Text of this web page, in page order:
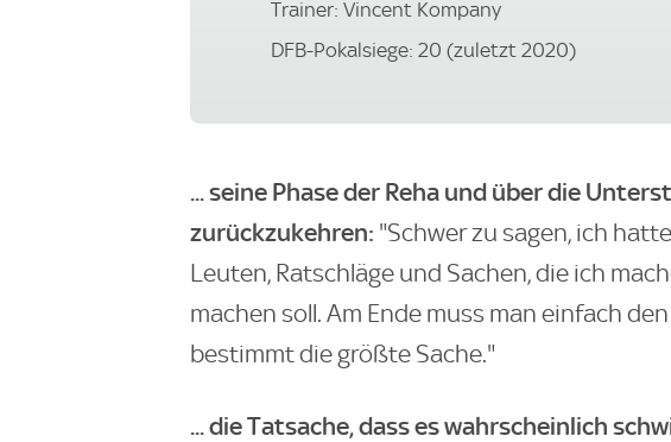
Trainer: Vincent Kompany
DFB-Pokalsiege: 20 (zuletzt 2020)
... seine Phase der Reha und über die
zurückzukehren: "Schwer zu sagen, ich
Leuten, Ratschläge und Sachen, die ich
machen soll. Am Ende muss man einfach
bestimmt die größte Sache."
... die Tatsache, dass es wahrscheinlich